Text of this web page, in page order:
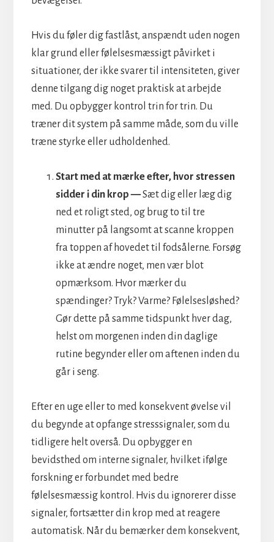
Hvis du føler dig fastlåst, anspændt uden nogen
klar grund eller følelsesmæssigt påvirket i
situationer, der ikke svarer til intensiteten, giver
denne tilgang dig noget praktisk at arbejde
med. Du opbygger kontrol trin for trin. Du
træner dit system på samme måde, som du ville
træne styrke eller udholdenhed.
Start med at mærke efter, hvor stressen
sidder i din krop —Sæt dig eller læg dig
ned et roligt sted, og brug to til tre
minutter på langsomt at scanne kroppen
fra toppen af hovedet til fodsålerne. Forsøg
ikke at ændre noget, men vær blot
opmærksom. Hvor mærker du
spændinger? Tryk? Varme? Følelsesløshed?
Gør dette på samme tidspunkt hver dag,
helst om morgenen inden din daglige
rutine begynder eller om aftenen inden du
går i seng.
Efter en uge eller to med konsekvent øvelse vil
du begynde at opfange stresssignaler, som du
tidligere helt overså. Du opbygger en
bevidsthed om interne signaler, hvilket ifølge
forskning er forbundet med bedre
følelsesmæssig kontrol. Hvis du ignorerer disse
signaler, fortsætter din krop med at reagere
automatisk. Når du bemærker dem konsekvent,